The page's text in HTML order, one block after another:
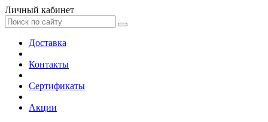
Личный кабинет
Доставка
Контакты
Сертификаты
Акции